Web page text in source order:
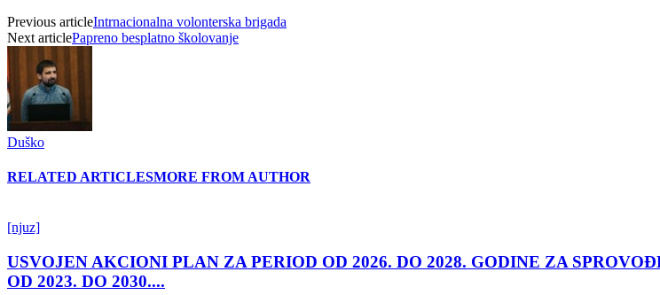
Previous articleIntrnacionalna volonterska brigada
Next articlePapreno besplatno školovanje
Duško
RELATED ARTICLESMORE FROM AUTHOR
[njuz]
USVOJEN AKCIONI PLAN ZA PERIOD OD 2026. DO 2028. GODINE ZA
OD 2023. DO 2030....